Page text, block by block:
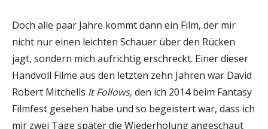
Doch alle paar Jahre kommt dann ein Film, der mir
nicht nur einen leichten Schauer über den Rücken
jagt, sondern mich aufrichtig erschreckt. Einer dieser
Handvoll Filme aus den letzten zehn Jahren war David
Robert Mitchells It Follows, den ich 2014 beim Fantasy
Filmfest gesehen habe und so begeistert war, dass ich
mir zwei Tage später die Wiederholung angeschaut